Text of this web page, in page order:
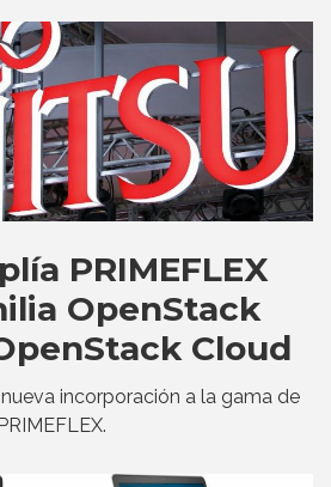
PRIMEFLEX
OpenStack
Cloud
incorporación a la gama de